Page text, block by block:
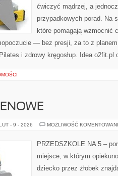
ćwiczyć mądrzej, a
przypadkowych porad. Na
które pomagają wzmocnić
— bez presji, za to z
i zdrowy kręgosłup. Idea
- 9 - 2026 MOŻLIWOŚĆ
PRZEDSZKOLE NA 5 –
miejsce, w którym
dziecko przez żłobek